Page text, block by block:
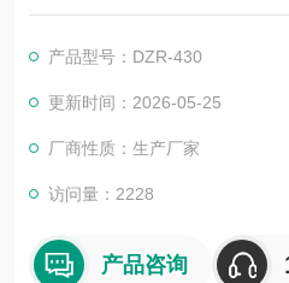
高、耐腐蚀性强、且自动化程度高
产品型号：DZR-430
更新时间：2026-05-25
厂商性质：生产厂家
访问量：2228
产品咨询